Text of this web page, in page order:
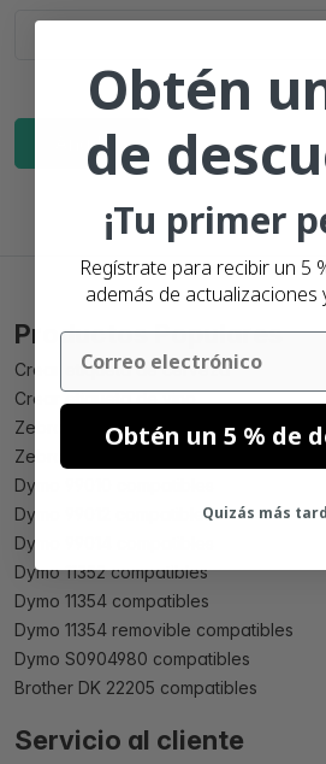
Añadir
Productos Populares
Crear etiqueta de cerveza
Crear etiqueta de vino
Zebra 102mm x 150mm compatibles
Zebra 102mm x 210mm compatibles
Dymo 99010 compatibles
Dymo 99012 compatibles
Dymo 99014 compatibles
Dymo 11352 compatibles
Dymo 11354 compatibles
Dymo 11354 removible compatibles
Dymo S0904980 compatibles
Brother DK 22205 compatibles
Servicio al cliente
Obtén
de
¡Tu primer
Regístrate para recibir un 5
además de actualizaciones
Email
Obtén un 5 % de
Quizás más